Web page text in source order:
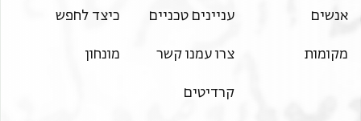
אנשים
מקומות
עניינים טכניים
צרו עמנו קשר
קרדיטים
כיצד לחפש
מונחון